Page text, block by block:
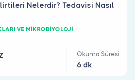
Nelerdir? Tedavisi Nasıl
VE MİKROBİYOLOJİ
Okuma Süresi
6 dk